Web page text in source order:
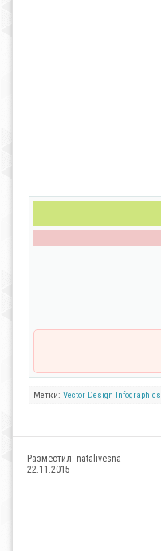
Метки: Vector Design Infographics
Разместил: natalivesna
22.11.2015